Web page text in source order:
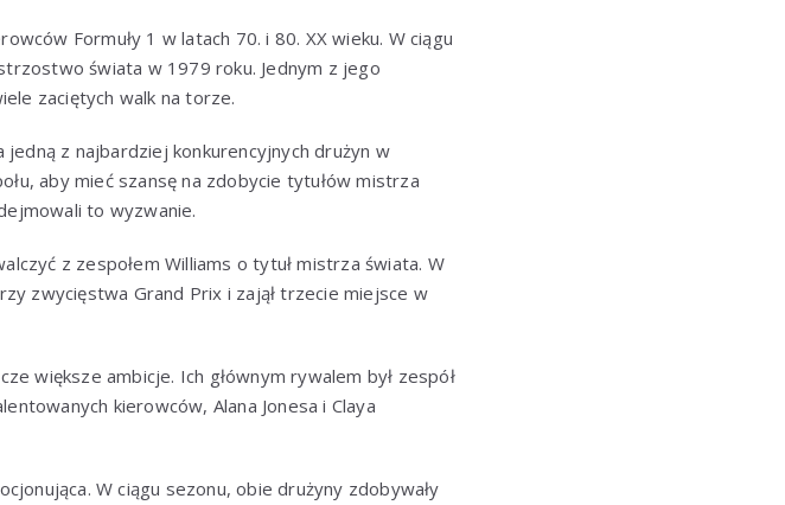
Formuły 1 w latach 70. i 80. XX wieku. W ciągu
świata w 1979 roku. Jednym z jego
zaciętych walk na torze.
jedną z najbardziej konkurencyjnych drużyn w
aby mieć szansę na zdobycie tytułów mistrza
to wyzwanie.
z zespołem Williams o tytuł mistrza świata. W
zwycięstwa Grand Prix i zajął trzecie miejsce w
większe ambicje. Ich głównym rywalem był zespół
kierowców, Alana Jonesa i Claya
W ciągu sezonu, obie drużyny zdobywały